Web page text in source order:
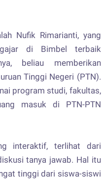
Nufik Rimarianti, yang
di Bimbel terbaik
beliau memberikan
Tinggi Negeri (PTN).
program studi, fakultas,
masuk di PTN-PTN
interaktif, terlihat dari
tanya jawab. Hal itu
tinggi dari siswa-siswi